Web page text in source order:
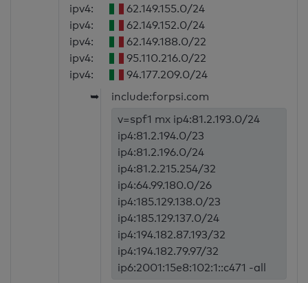
ipv4:
62.149.155.0/24
ipv4:
62.149.152.0/24
ipv4:
62.149.188.0/22
ipv4:
95.110.216.0/22
ipv4:
94.177.209.0/24
➥
include:forpsi.com
v=spf1 mx ip4:81.2.193.0/24
ip4:81.2.194.0/23
ip4:81.2.196.0/24
ip4:81.2.215.254/32
ip4:64.99.180.0/26
ip4:185.129.138.0/23
ip4:185.129.137.0/24
ip4:194.182.87.193/32
ip4:194.182.79.97/32
ip6:2001:15e8:102:1::c471 -all